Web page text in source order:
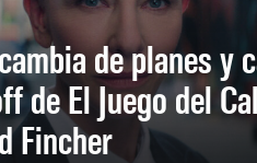
de planes y
de El Juego del
Fincher